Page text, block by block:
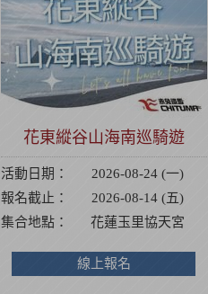
花東縱谷山海南巡騎遊
活動日期：
2026-08-24 (一)
報名截止：
2026-08-14 (五)
集合地點：
花蓮玉里協天宮
線上報名